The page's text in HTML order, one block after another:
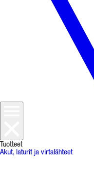
Tuotteet
Akut, laturit ja virtalähteet